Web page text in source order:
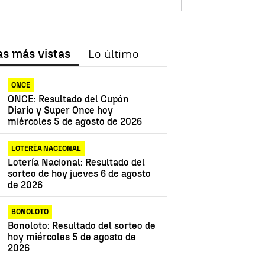
más vistas Lo último
ONCE
ONCE: Resultado del Cupón
Diario y Super Once hoy
miércoles 5 de agosto de 2026
LOTERÍA NACIONAL
Lotería Nacional: Resultado del
sorteo de hoy jueves 6 de agosto
de 2026
BONOLOTO
Bonoloto: Resultado del sorteo de
hoy miércoles 5 de agosto de
2026